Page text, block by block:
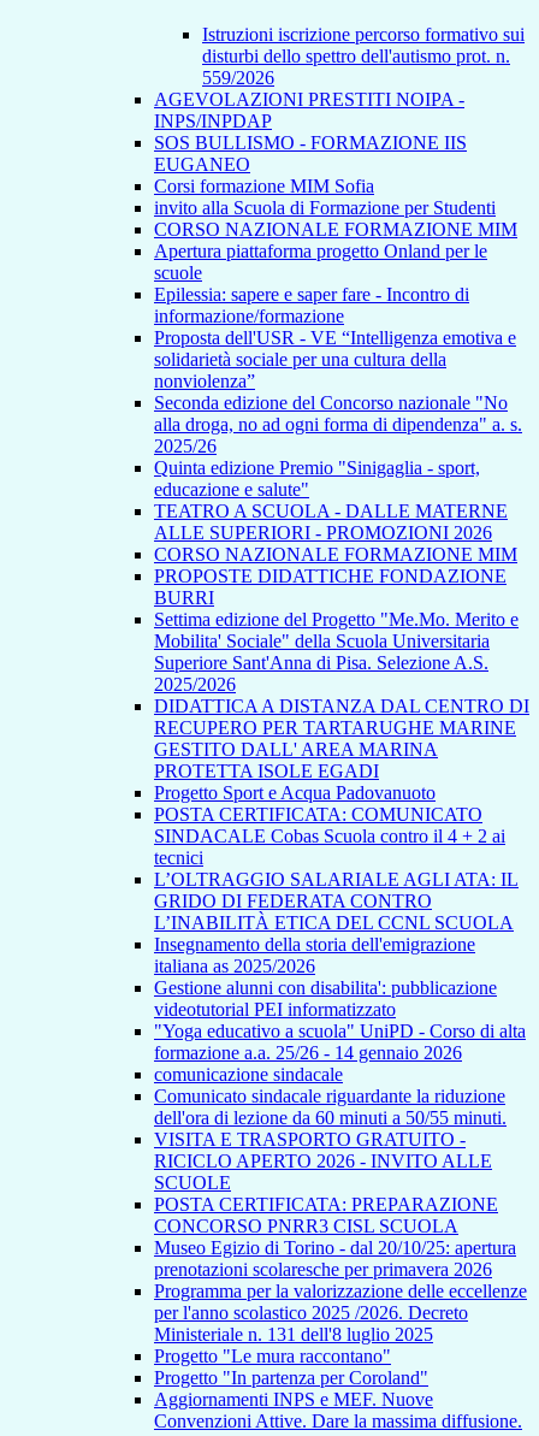
Istruzioni iscrizione percorso formativo sui
disturbi dello spettro dell'autismo prot. n.
559/2026
AGEVOLAZIONI PRESTITI NOIPA -
INPS/INPDAP
SOS BULLISMO - FORMAZIONE IIS
EUGANEO
Corsi formazione MIM Sofia
invito alla Scuola di Formazione per Studenti
CORSO NAZIONALE FORMAZIONE MIM
Apertura piattaforma progetto Onland per le
scuole
Epilessia: sapere e saper fare - Incontro di
informazione/formazione
Proposta dell'USR - VE “Intelligenza emotiva e
solidarietà sociale per una cultura della
nonviolenza”
Seconda edizione del Concorso nazionale "No
alla droga, no ad ogni forma di dipendenza" a. s.
2025/26
Quinta edizione Premio "Sinigaglia - sport,
educazione e salute"
TEATRO A SCUOLA - DALLE MATERNE
ALLE SUPERIORI - PROMOZIONI 2026
CORSO NAZIONALE FORMAZIONE MIM
PROPOSTE DIDATTICHE FONDAZIONE
BURRI
Settima edizione del Progetto "Me.Mo. Merito e
Mobilita' Sociale" della Scuola Universitaria
Superiore Sant'Anna di Pisa. Selezione A.S.
2025/2026
DIDATTICA A DISTANZA DAL CENTRO DI
RECUPERO PER TARTARUGHE MARINE
GESTITO DALL' AREA MARINA
PROTETTA ISOLE EGADI
Progetto Sport e Acqua Padovanuoto
POSTA CERTIFICATA: COMUNICATO
SINDACALE Cobas Scuola contro il 4 + 2 ai
tecnici
L’OLTRAGGIO SALARIALE AGLI ATA: IL
GRIDO DI FEDERATA CONTRO
L’INABILITÀ ETICA DEL CCNL SCUOLA
Insegnamento della storia dell'emigrazione
italiana as 2025/2026
Gestione alunni con disabilita': pubblicazione
videotutorial PEI informatizzato
"Yoga educativo a scuola" UniPD - Corso di alta
formazione a.a. 25/26 - 14 gennaio 2026
comunicazione sindacale
Comunicato sindacale riguardante la riduzione
dell'ora di lezione da 60 minuti a 50/55 minuti.
VISITA E TRASPORTO GRATUITO -
RICICLO APERTO 2026 - INVITO ALLE
SCUOLE
POSTA CERTIFICATA: PREPARAZIONE
CONCORSO PNRR3 CISL SCUOLA
Museo Egizio di Torino - dal 20/10/25: apertura
prenotazioni scolaresche per primavera 2026
Programma per la valorizzazione delle eccellenze
per l'anno scolastico 2025 /2026. Decreto
Ministeriale n. 131 dell'8 luglio 2025
Progetto "Le mura raccontano"
Progetto "In partenza per Coroland"
Aggiornamenti INPS e MEF. Nuove
Convenzioni Attive. Dare la massima diffusione.